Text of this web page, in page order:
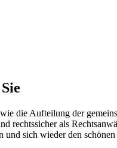
die Aufteilung der
rechtssicher als
sich wieder den